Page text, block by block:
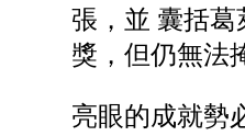
張，並 囊括
獎，但仍無法
亮眼的成就勢